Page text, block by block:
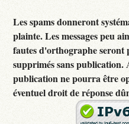
Les spams donneront
plainte. Les messages peu
fautes d'orthographe seront
supprimés sans publication.
publication ne pourra être
éventuel droit de réponse